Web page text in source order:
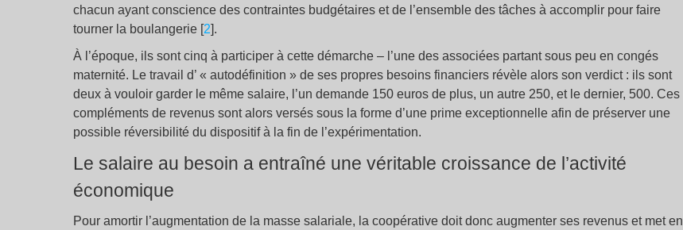
chacun ayant conscience des contraintes budgétaires et de l’ensemble des tâches à accomplir pour faire
tourner la boulangerie [2].
À l’époque, ils sont cinq à participer à cette démarche – l’une des associées partant sous peu en congés
maternité. Le travail d’ « autodéfinition » de ses propres besoins financiers révèle alors son verdict : ils sont
deux à vouloir garder le même salaire, l’un demande 150 euros de plus, un autre 250, et le dernier, 500. Ces
compléments de revenus sont alors versés sous la forme d’une prime exceptionnelle afin de préserver une
possible réversibilité du dispositif à la fin de l’expérimentation.
Le salaire au besoin a entraîné une véritable croissance de l’activité
économique
Pour amortir l’augmentation de la masse salariale, la coopérative doit donc augmenter ses revenus et met en